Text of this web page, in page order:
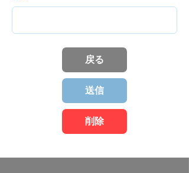
戻る
送信
削除